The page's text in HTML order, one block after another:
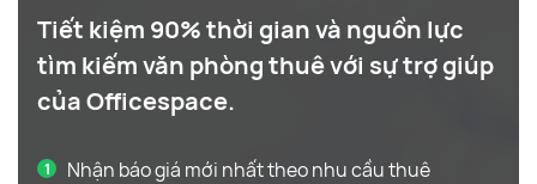
Tiết kiệm 90% thời gian và nguồn lực
tìm kiếm văn phòng thuê với sự trợ giúp
của Officespace.
Nhận báo giá mới nhất theo nhu cầu thuê